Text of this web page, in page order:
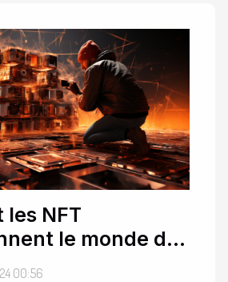
les NFT
le monde de
numérique
00:56